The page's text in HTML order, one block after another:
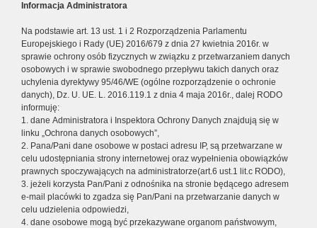
Informacja Administratora
Na podstawie art. 13 ust. 1 i 2 Rozporządzenia Parlamentu
Europejskiego i Rady (UE) 2016/679 z dnia 27 kwietnia 2016r. w
sprawie ochrony osób fizycznych w związku z przetwarzaniem danych
osobowych i w sprawie swobodnego przepływu takich danych oraz
uchylenia dyrektywy 95/46/WE (ogólne rozporządzenie o ochronie
danych), Dz. U. UE. L. 2016.119.1 z dnia 4 maja 2016r., dalej RODO
informuję:
1. dane Administratora i Inspektora Ochrony Danych znajdują się w
linku „Ochrona danych osobowych”,
2. Pana/Pani dane osobowe w postaci adresu IP, są przetwarzane w
celu udostępniania strony internetowej oraz wypełnienia obowiązków
prawnych spoczywających na administratorze(art.6 ust.1 lit.c RODO),
3. jeżeli korzysta Pan/Pani z odnośnika na stronie będącego adresem
e-mail placówki to zgadza się Pan/Pani na przetwarzanie danych w
celu udzielenia odpowiedzi,
4. dane osobowe mogą być przekazywane organom państwowym,